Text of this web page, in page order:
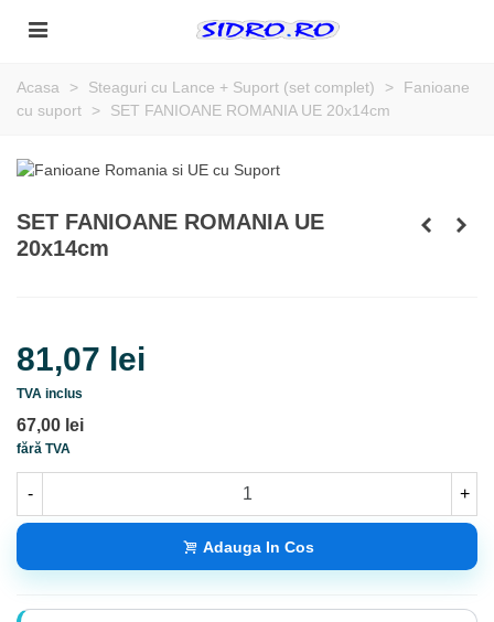
Acasa > Steaguri cu Lance + Suport (set complet) >
Fanioane
cu suport
> SET FANIOANE ROMANIA UE 20x14cm
SET FANIOANE ROMANIA UE
20x14cm
81,07 lei
TVA inclus
67,00 lei
fără TVA
- +
Adauga In Cos